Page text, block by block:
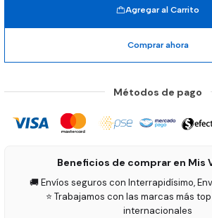
Agregar al Carrito
Comprar ahora
Métodos de pago
Beneficios de comprar en Mis
🚚 Envíos seguros con Interrapidísimo,
⭐ Trabajamos con las marcas más
internacionales